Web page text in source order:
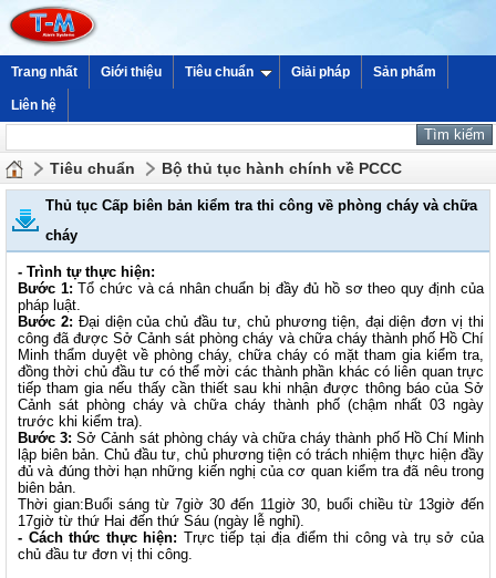
Trang nhất Giới thiệu Tiêu chuẩn Giải pháp Sản phẩm
Liên hệ
Tiêu chuẩn Bộ thủ tục hành chính về PCCC
Thủ tục Cấp biên bản kiểm tra thi công về phòng cháy và chữa
cháy
- Trình tự thực hiện:
Bước 1: Tổ chức và cá nhân chuẩn bị đầy đủ hồ sơ theo quy định của
pháp luật.
Bước 2: Đại diện của chủ đầu tư, chủ phương tiện, đại diện đơn vị thi
công đã được Sở Cảnh sát phòng cháy và chữa cháy thành phố Hồ Chí
Minh thẩm duyệt về phòng cháy, chữa cháy có mặt tham gia kiểm tra,
đồng thời chủ đầu tư có thể mời các thành phần khác có liên quan trực
tiếp tham gia nếu thấy cần thiết sau khi nhận được thông báo của Sở
Cảnh sát phòng cháy và chữa cháy thành phố (chậm nhất 03 ngày
trước khi kiểm tra).
Bước 3: Sở Cảnh sát phòng cháy và chữa cháy thành phố Hồ Chí Minh
lập biên bản. Chủ đầu tư, chủ phương tiện có trách nhiệm thực hiện đầy
đủ và đúng thời hạn những kiến nghị của cơ quan kiểm tra đã nêu trong
biên bản.
Thời gian:Buổi sáng từ 7giờ 30 đến 11giờ 30, buổi chiều từ 13giờ đến
17giờ từ thứ Hai đến thứ Sáu (ngày lễ nghỉ).
- Cách thức thực hiện: Trực tiếp tại địa điểm thi công và trụ sở của
chủ đầu tư đơn vị thi công.